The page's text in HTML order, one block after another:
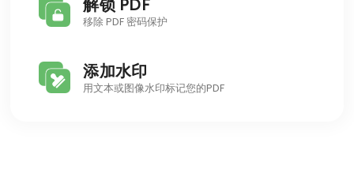
移除 PDF 密码保护
添加水印
用文本或图像水印标记您的PDF